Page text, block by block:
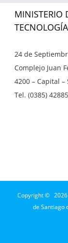
MINISTERIO
24 de
Complejo Juan
4200 – Capital
Tel. (0385)
Copyright ©
de Santiago